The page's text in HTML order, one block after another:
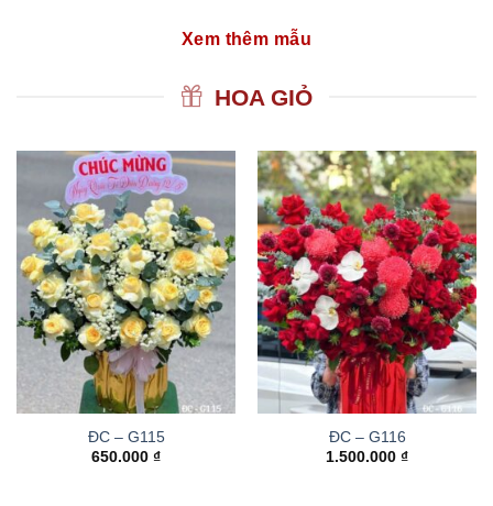
Xem thêm mẫu
HOA GIỎ
ĐC – G115
650.000 ₫
ĐC – G116
1.500.000 ₫